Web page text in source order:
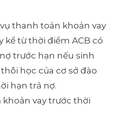
thanh toán khoản vay
kể từ thời điểm ACB có
trước hạn nếu sinh
học của cơ sở đào
hạn trả nợ.
khoản vay trước thời